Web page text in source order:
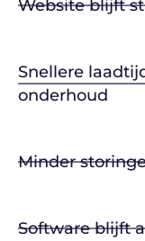
Website blijft
Snellere
onderhoud
Minder
Software blijft